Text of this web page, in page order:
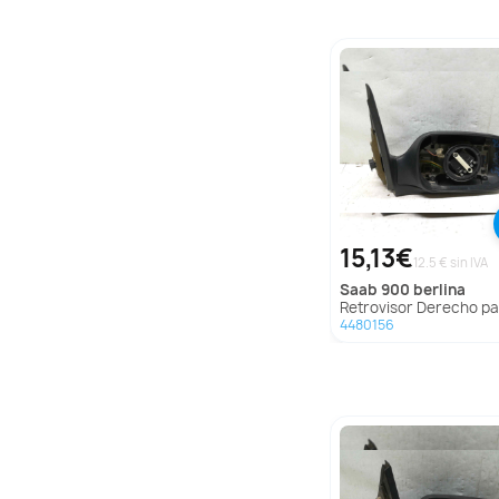
15,13€12.5 € sin IVA
saab 900 berlina
Retrovisor Derecho para Saab 900
4480156